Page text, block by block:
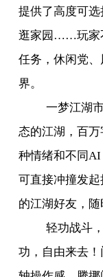
提供了高度可
逛家园……玩家
任务，休闲党
界。
一梦江湖
态的江湖，百
种情绪和不同AI
可直接冲撞发
的江湖好友，随
轻功战斗
功，自由来去